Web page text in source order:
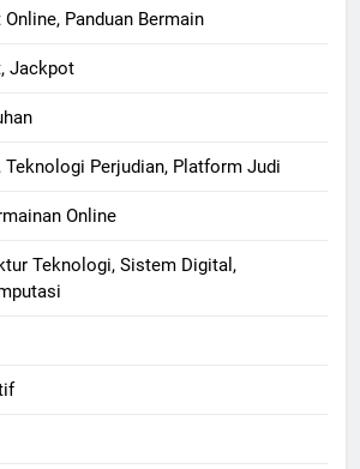
Panduan Bermain
Jackpot
Teknologi Perjudian, Platform Judi
Online
Teknologi, Sistem Digital,